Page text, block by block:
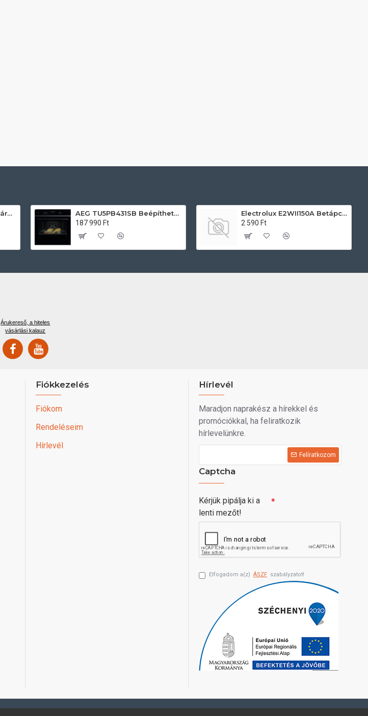
AEG GV77D61SB Kürtős páraelszívó
AEG TU5PB431SB Beépíthető villany sütő
187 990 Ft
Electrolux E2WII150A Betápcső mosógéphez és mosogatógéphez
2 590 Ft
Árukereső, a hiteles
vásárlási kalauz
Fiókkezelés
Fiókom
Rendeléseim
Hírlevél
Hírlevél
Maradjon naprakész a hírekkel és
promóciókkal, ha feliratkozik
hírlevelünkre.
Felíratkozom
Captcha
Kérjük pipálja ki a
lenti mezőt!
Elfogadom a(z) ÁSZF szabályzatot!